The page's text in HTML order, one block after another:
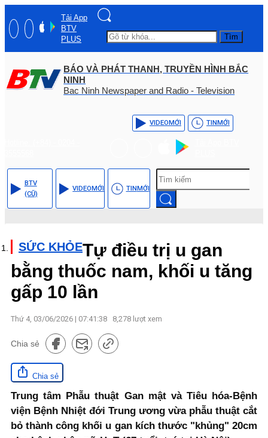
Tải App
BTV
PLUS
Tìm
BÁO VÀ PHÁT THANH, TRUYỀN HÌNH BẮC
NINH
Bac Ninh Newspaper and Radio - Television
VIDEOMỚI TINMỚI
BTV
(CŨ)
VIDEOMỚI TINMỚI
SỨC KHỎETự điều trị u gan
bằng thuốc nam, khối u tăng
gấp 10 lần
Thứ 4, 03/06/2026 | 07:41:38 8,278 lượt xem
Chia sẻ
Chia sẻ
Trung tâm Phẫu thuật Gan mật và Tiêu hóa-Bệnh
viện Bệnh Nhiệt đới Trung ương vừa phẫu thuật cắt
bỏ thành công khối u gan kích thước "khủng" 20cm